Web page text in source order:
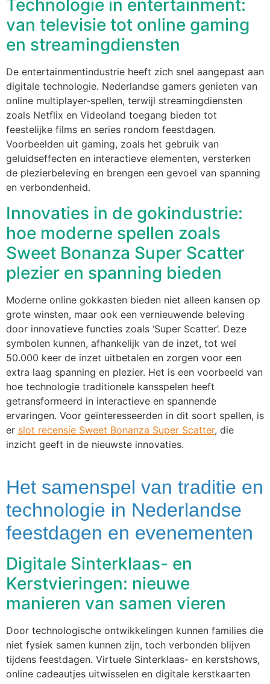
Technologie in entertainment:
van televisie tot online gaming
en streamingdiensten
De entertainmentindustrie heeft zich snel aangepast aan
digitale technologie. Nederlandse gamers genieten van
online multiplayer-spellen, terwijl streamingdiensten
zoals Netflix en Videoland toegang bieden tot
feestelijke films en series rondom feestdagen.
Voorbeelden uit gaming, zoals het gebruik van
geluidseffecten en interactieve elementen, versterken
de plezierbeleving en brengen een gevoel van spanning
en verbondenheid.
Innovaties in de gokindustrie:
hoe moderne spellen zoals
Sweet Bonanza Super Scatter
plezier en spanning bieden
Moderne online gokkasten bieden niet alleen kansen op
grote winsten, maar ook een vernieuwende beleving
door innovatieve functies zoals ‘Super Scatter’. Deze
symbolen kunnen, afhankelijk van de inzet, tot wel
50.000 keer de inzet uitbetalen en zorgen voor een
extra laag spanning en plezier. Het is een voorbeeld van
hoe technologie traditionele kansspelen heeft
getransformeerd in interactieve en spannende
ervaringen. Voor geïnteresseerden in dit soort spellen, is
er slot recensie Sweet Bonanza Super Scatter, die
inzicht geeft in de nieuwste innovaties.
Het samenspel van traditie en
technologie in Nederlandse
feestdagen en evenementen
Digitale Sinterklaas- en
Kerstvieringen: nieuwe
manieren van samen vieren
Door technologische ontwikkelingen kunnen families die
niet fysiek samen kunnen zijn, toch verbonden blijven
tijdens feestdagen. Virtuele Sinterklaas- en kerstshows,
online cadeautjes uitwisselen en digitale kerstkaarten